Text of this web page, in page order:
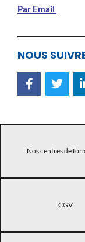
Par Email
NOUS
Nos centres de
CGV